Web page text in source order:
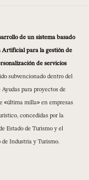
de un sistema basado
Artificial para la gestión de
de servicios
subvencionado dentro del
Ayudas para proyectos de
«última milla» en empresas
concedidas por la
Estado de Turismo y el
Industria y Turismo.